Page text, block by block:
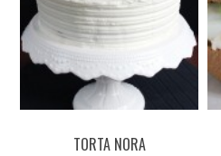
TORTA NORA